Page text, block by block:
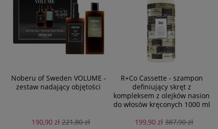
Noberu of Sweden VOLUME -
zestaw nadający objętości
190,90 zł 221,80 zł
R+Co Cassette - szampon
definiujący skręt z
kompleksem z olejków nasion
do włosów kręconych 1000 ml
199,90 zł 387,90 zł